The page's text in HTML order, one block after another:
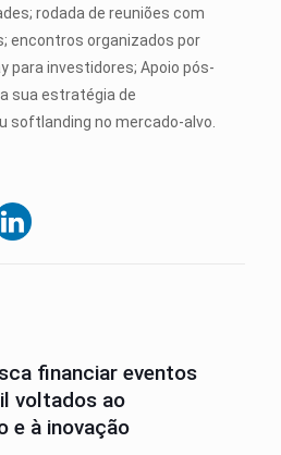
rodada de reuniões com
encontros organizados por
para investidores; Apoio pós-
sua estratégia de
softlanding no mercado-alvo.
financiar eventos
voltados ao
e à inovação